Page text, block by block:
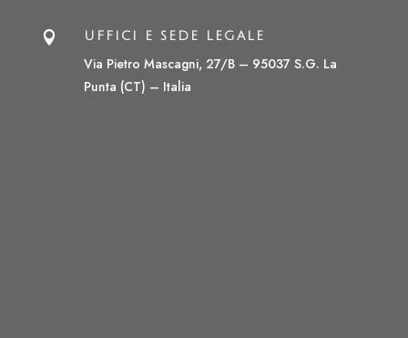
 UFFICI E SEDE LEGALE
Via Pietro Mascagni, 27/B – 95037 S.G. La
Punta (CT) – Italia